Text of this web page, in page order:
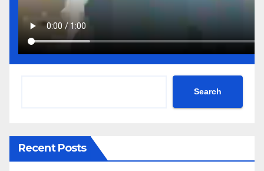
Search
Recent Posts